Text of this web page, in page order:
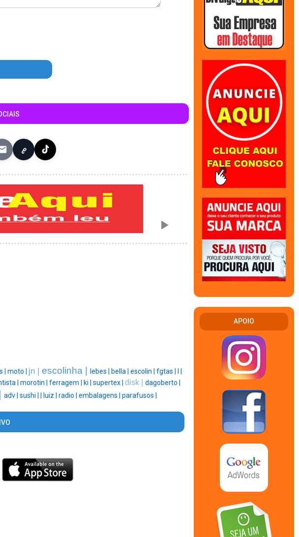
| moto | jn | escolinha | lebes | bella | escolin | fgtas |
| morotin | ferragem | ki | supertex | disk | dagoberto |
adv | sushi | luiz | radio | embalagens | parafusos |
APOIO